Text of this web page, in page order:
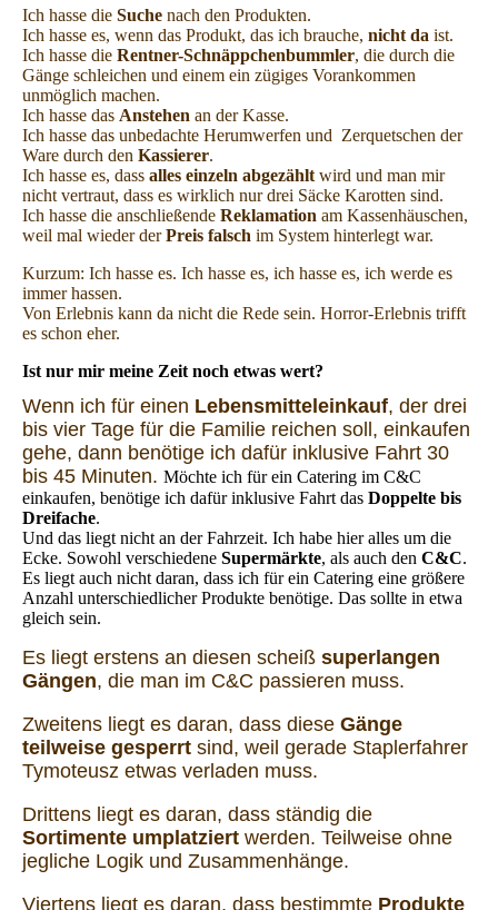
Ich hasse die Suche nach den Produkten.
Ich hasse es, wenn das Produkt, das ich brauche, nicht da ist.
Ich hasse die Rentner-Schnäppchenbummler, die durch die
Gänge schleichen und einem ein zügiges Vorankommen
unmöglich machen.
Ich hasse das Anstehen an der Kasse.
Ich hasse das unbedachte Herumwerfen und Zerquetschen der
Ware durch den Kassierer.
Ich hasse es, dass alles einzeln abgezähltwird und man mir
nicht vertraut, dass es wirklich nur drei Säcke Karotten sind.
Ich hasse die anschließende Reklamation am Kassenhäuschen,
weil mal wieder derPreis falsch im System hinterlegt war.
Kurzum: Ich hasse es. Ich hasse es, ich hasse es, ich werde es
immer hassen.
Von Erlebnis kann da nicht die Rede sein. Horror-Erlebnis trifft
es schon eher.
Ist nur mir meine Zeit noch etwas wert?
Wenn ich für einen Lebensmitteleinkauf, der drei
bis vier Tage für die Familie reichen soll, einkaufen
gehe, dann benötige ich dafür inklusive Fahrt 30
bis 45 Minuten. Möchte ich für ein Catering im C&C
einkaufen, benötige ich dafür inklusive Fahrt das Doppelte bis
Dreifache.
Und das liegt nicht an der Fahrzeit. Ich habe hier alles um die
Ecke. Sowohl verschiedene Supermärkte, als auch den C&C.
Es liegt auch nicht daran, dass ich für ein Catering eine größere
Anzahl unterschiedlicher Produkte benötige. Das sollte in etwa
gleich sein.
Es liegt erstens an diesen scheiß superlangen
Gängen, die man im C&C passieren muss.
Zweitens liegt es daran, dass diese Gänge
teilweise gesperrt sind, weil gerade Staplerfahrer
Tymoteusz etwas verladen muss.
Drittens liegt es daran, dass ständig die
Sortimente umplatziert werden. Teilweise ohne
jegliche Logik und Zusammenhänge.
Viertens liegt es daran, dass bestimmte Produkte